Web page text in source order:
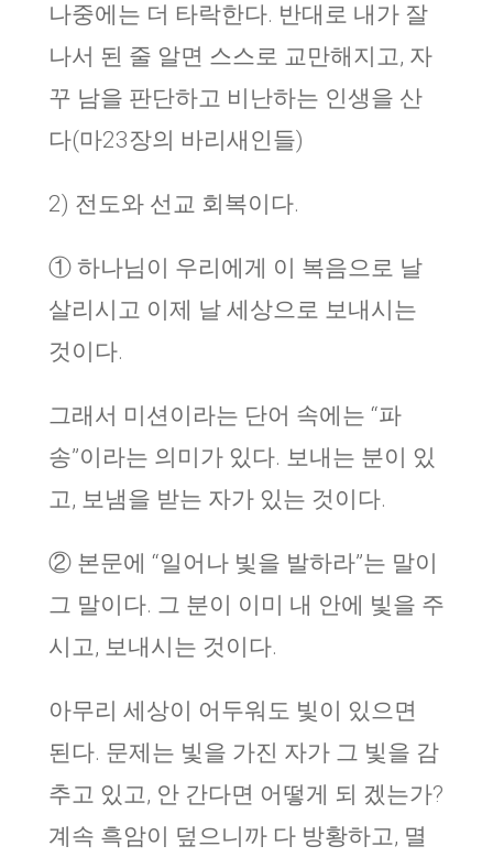
나중에는 더 타락한다. 반대로 내가 잘
나서 된 줄 알면 스스로 교만해지고, 자
꾸 남을 판단하고 비난하는 인생을 산
다(마23장의 바리새인들)
2) 전도와 선교 회복이다.
① 하나님이 우리에게 이 복음으로 날
살리시고 이제 날 세상으로 보내시는
것이다.
그래서 미션이라는 단어 속에는 “파
송”이라는 의미가 있다. 보내는 분이 있
고, 보냄을 받는 자가 있는 것이다.
② 본문에 “일어나 빛을 발하라”는 말이
그 말이다. 그 분이 이미 내 안에 빛을 주
시고, 보내시는 것이다.
아무리 세상이 어두워도 빛이 있으면
된다. 문제는 빛을 가진 자가 그 빛을 감
추고 있고, 안 간다면 어떻게 되 겠는가?
계속 흑암이 덮으니까 다 방황하고, 멸